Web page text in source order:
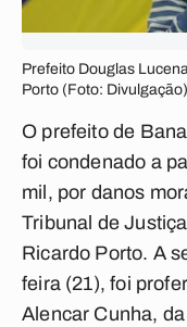
Prefeito Douglas
Porto (Foto:
O prefeito de
foi condenado a
mil, por danos
Tribunal de
Ricardo Porto. A
feira (21), foi
Alencar Cunha,